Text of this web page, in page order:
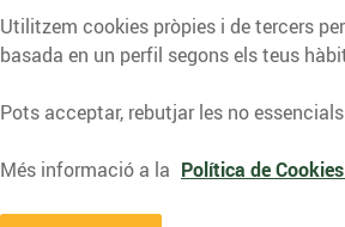
ACTUALITAT CONSELLS I HÀBITS
Utilitzem cookies pròpies i de tercers
basada en un perfil segons els teus
Pots acceptar, rebutjar les no
Més informació a la Política de